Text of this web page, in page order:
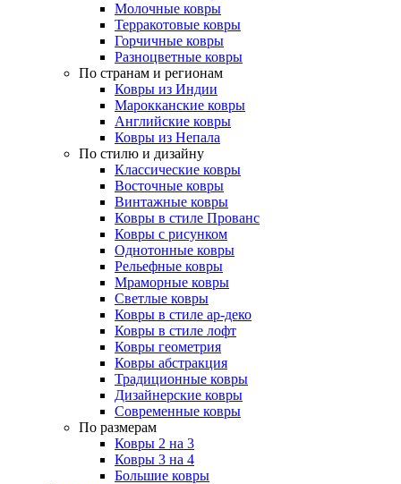
Молочные ковры
Терракотовые ковры
Горчичные ковры
Разноцветные ковры
По странам и регионам
Ковры из Индии
Марокканские ковры
Английские ковры
Ковры из Непала
По стилю и дизайну
Классические ковры
Восточные ковры
Винтажные ковры
Ковры в стиле Прованс
Ковры с рисунком
Однотонные ковры
Рельефные ковры
Мраморные ковры
Светлые ковры
Ковры в стиле ар-деко
Ковры в стиле лофт
Ковры геометрия
Ковры абстракция
Традиционные ковры
Дизайнерские ковры
Современные ковры
По размерам
Ковры 2 на 3
Ковры 3 на 4
Большие ковры